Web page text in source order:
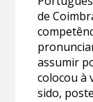
de
assumir
colocou à
sido,